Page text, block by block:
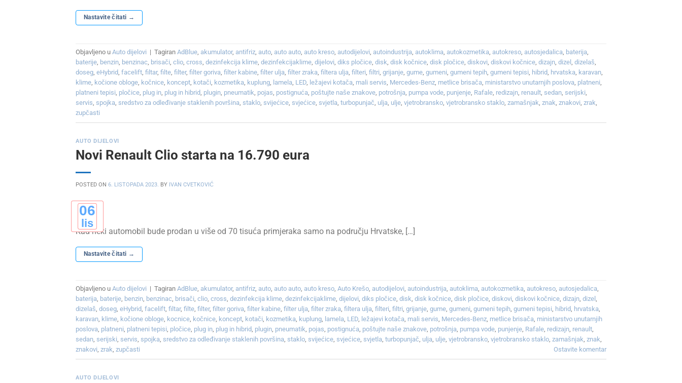
Nastavite čitati →
Objavljeno uAuto dijelovi | TagiranAdBlue,akumulator,antifriz,auto,auto auto,auto kreso,autodijelovi,autoindustrija,autoklima,autokozmetika,autokreso,autosjedalica, baterija,
baterije, benzin, benzinac, brisači,clio,cross,dezinfekcija klime,dezinfekcijaklime,dijelovi,diks pločice,disk,disk kočnice,disk pločice,diskovi,diskovi kočnice,dizajn,dizel,dizelaš,
doseg,eHybrid,facelift,filtar,filte,filter,filter goriva,filter kabine,filter ulja,filter zraka,filtera ulja,filteri,filtri,grijanje,gume,gumeni,gumeni tepih,gumeni tepisi, hibrid, hrvatska, karavan,
klime, kočione obloge, kočnice, koncept, kotači, kozmetika, kuplung, lamela, LED, ležajevi kotača, mali servis, Mercedes-Benz, metlice brisača, ministarstvo unutarnjih poslova, platneni,
platneni tepisi, pločice, plug in, plug in hibrid, plugin, pneumatik, pojas, postignuća, poštujte naše znakove, potrošnja, pumpa vode, punjenje, Rafale, redizajn, renault,sedan,serijski,
servis,spojka,sredstvo za odleđivanje staklenih površina,staklo,svijećice,svjećice,svjetla,turbopunjač, ulja, ulje,vjetrobransko,vjetrobransko staklo,zamašnjak,znak,znakovi,zrak,
zupčasti
AUTO DIJELOVI
Novi Renault Clio starta na 16.790 eura
POSTED ON6. LISTOPADA 2023. BY IVAN CVETKOVIĆ
06
lis
Kad neki automobil bude prodan u više od 70 tisuća primjeraka samo na području Hrvatske, […]
Nastavite čitati →
Objavljeno uAuto dijelovi | TagiranAdBlue,akumulator,antifriz,auto,auto auto,auto kreso,Auto Krešo,autodijelovi,autoindustrija,autoklima,autokozmetika,autokreso,autosjedalica,
baterija, baterije, benzin, benzinac, brisači,clio,cross,dezinfekcija klime,dezinfekcijaklime,dijelovi,diks pločice,disk,disk kočnice,disk pločice,diskovi,diskovi kočnice,dizajn,dizel,
dizelaš,doseg,eHybrid,facelift,filtar,filte,filter,filter goriva,filter kabine,filter ulja,filter zraka,filtera ulja,filteri,filtri,grijanje,gume,gumeni,gumeni tepih,gumeni tepisi, hibrid, hrvatska,
karavan, klime, kočione obloge, kocnice, kočnice, koncept, kotači, kozmetika, kuplung, lamela, LED, ležajevi kotača, mali servis, Mercedes-Benz, metlice brisača, ministarstvo unutarnjih
poslova, platneni, platneni tepisi, pločice, plug in, plug in hibrid, plugin, pneumatik, pojas, postignuća, poštujte naše znakove, potrošnja, pumpa vode, punjenje, Rafale, redizajn, renault,
sedan,serijski,servis,spojka,sredstvo za odleđivanje staklenih površina,staklo,svijećice,svjećice,svjetla,turbopunjač, ulja, ulje,vjetrobransko,vjetrobransko staklo,zamašnjak,znak,
znakovi,zrak,zupčasti Ostavite komentar
AUTO DIJELOVI